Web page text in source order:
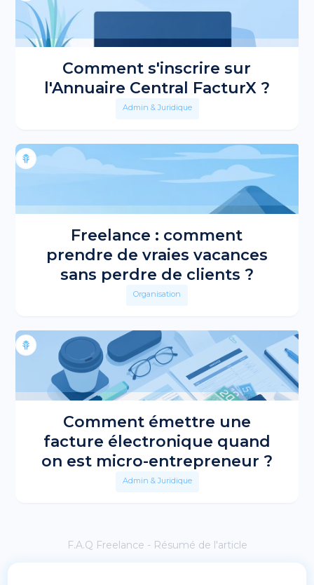
Comment s'inscrire sur
l'Annuaire Central FacturX ?
Admin & Juridique
Freelance : comment
prendre de vraies vacances
sans perdre de clients ?
Organisation
Comment émettre une
facture électronique quand
on est micro-entrepreneur ?
Admin & Juridique
F.A.Q Freelance - Résumé de l'article